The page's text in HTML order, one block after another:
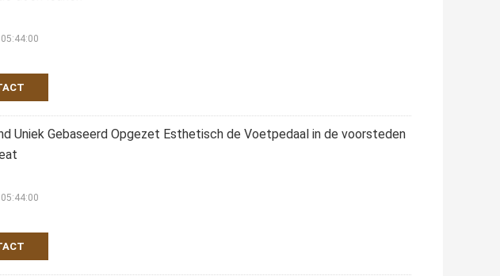
Uniek Gebaseerd Opgezet Esthetisch de Voetpedaal in de voorsteden